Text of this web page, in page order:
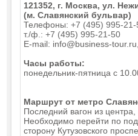
121352, г. Москва, ул.
(м. Славянский бульвар)
Телефоны: +7 (495) 995-21-
т./ф.: +7 (495) 995-21-50
E-mail: info@business-tour.ru
Часы работы:
понедельник-пятница с
Маршрут от метро
Последний вагон из
Необходимо перейти по
сторону Кутузовского